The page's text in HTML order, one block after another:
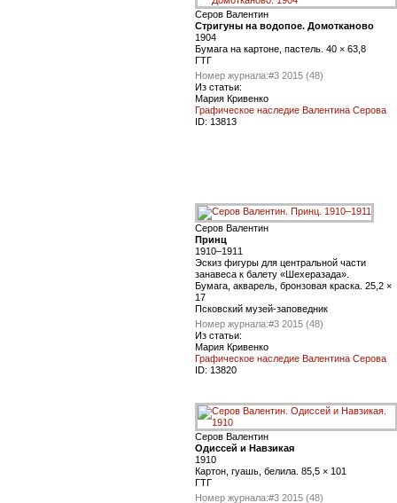
Серов Валентин
Стригуны на водопое. Домотканово
1904
Бумага на картоне, пастель. 40 × 63,8
ГТГ
Номер журнала:#3 2015 (48)
Из статьи:
Мария Кривенко
Графическое наследие Валентина Серова
ID: 13813
Серов Валентин
Принц
1910–1911
Эскиз фигуры для центральной части
занавеса к балету «Шехеразада».
Бумага, акварель, бронзовая краска. 25,2 ×
17
Псковский музей-заповедник
Номер журнала:#3 2015 (48)
Из статьи:
Мария Кривенко
Графическое наследие Валентина Серова
ID: 13820
Серов Валентин
Одиссей и Навзикая
1910
Картон, гуашь, белила. 85,5 × 101
ГТГ
Номер журнала:#3 2015 (48)